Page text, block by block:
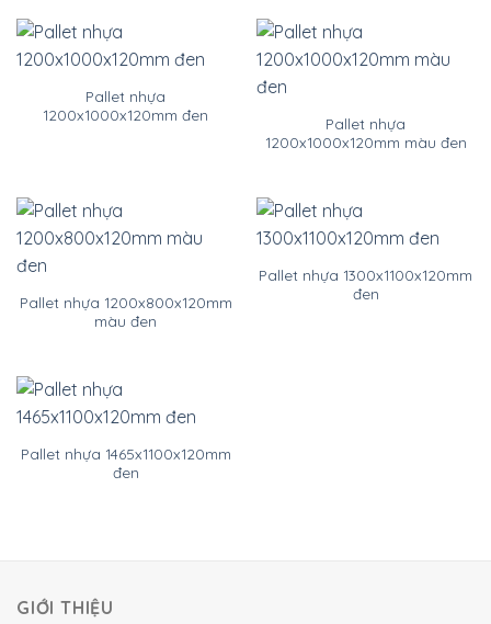
Pallet nhựa
1200x1000x120mm đen
Pallet nhựa
1200x1000x120mm màu đen
Pallet nhựa 1200x800x120mm
màu đen
Pallet nhựa 1300x1100x120mm
đen
Pallet nhựa 1465x1100x120mm
đen
GIỚI THIỆU